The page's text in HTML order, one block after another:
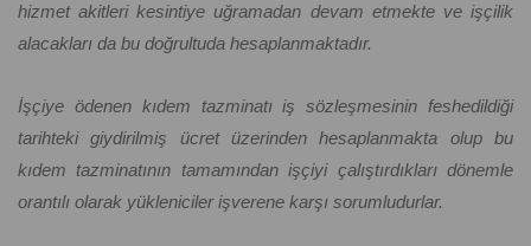
hizmet akitleri kesintiye uğramadan devam etmekte ve işçilik
alacakları da bu doğrultuda hesaplanmaktadır.
İşçiye ödenen kıdem tazminatı iş sözleşmesinin feshedildiği
tarihteki giydirilmiş ücret üzerinden hesaplanmakta olup bu
kıdem tazminatının tamamından işçiyi çalıştırdıkları dönemle
orantılı olarak yükleniciler işverene karşı sorumludurlar.